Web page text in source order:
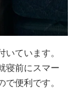
ています。
寝前にスマー
便利です。